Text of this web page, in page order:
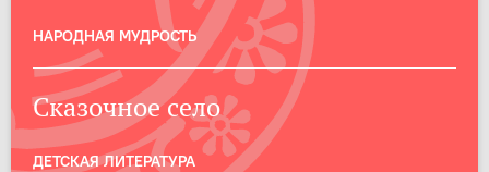
НАРОДНАЯ МУДРОСТЬ
Сказочное село
ДЕТСКАЯ ЛИТЕРАТУРА